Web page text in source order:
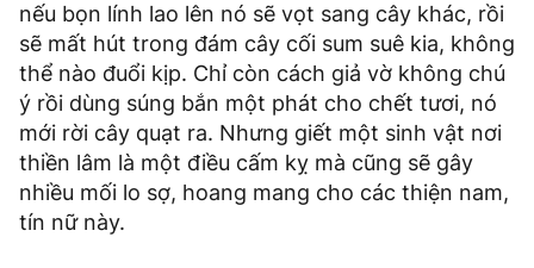
nếu bọn lính lao lên nó sẽ vọt sang cây khác, rồi
sẽ mất hút trong đám cây cối sum suê kia, không
thể nào đuổi kịp. Chỉ còn cách giả vờ không chú
ý rồi dùng súng bắn một phát cho chết tươi, nó
mới rời cây quạt ra. Nhưng giết một sinh vật nơi
thiền lâm là một điều cấm kỵ mà cũng sẽ gây
nhiều mối lo sợ, hoang mang cho các thiện nam,
tín nữ này.